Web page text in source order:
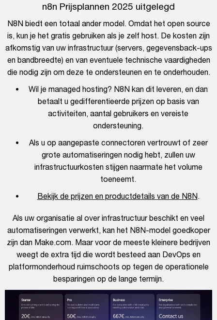
n8n Prijsplannen 2025 uitgelegd
N8N biedt een totaal ander model. Omdat het open source
is, kun je het gratis gebruiken als je zelf host. De kosten zijn
afkomstig van uw infrastructuur (servers, gegevensback-ups
en bandbreedte) en van eventuele technische vaardigheden
die nodig zijn om deze te ondersteunen en te onderhouden.
Wil je managed hosting? N8N kan dit leveren, en dan
betaalt u gedifferentieerde prijzen op basis van
activiteiten, aantal gebruikers en vereiste
ondersteuning.
Als u op aangepaste connectoren vertrouwt of zeer
grote automatiseringen nodig hebt, zullen uw
infrastructuurkosten stijgen naarmate het volume
toeneemt.
Bekijk de prijzen en productdetails van de N8N.
Als uw organisatie al over infrastructuur beschikt en veel
automatiseringen verwerkt, kan het N8N-model goedkoper
zijn dan Make.com. Maar voor de meeste kleinere bedrijven
weegt de extra tijd die wordt besteed aan DevOps en
platformonderhoud ruimschoots op tegen de operationele
besparingen op de lange termijn.